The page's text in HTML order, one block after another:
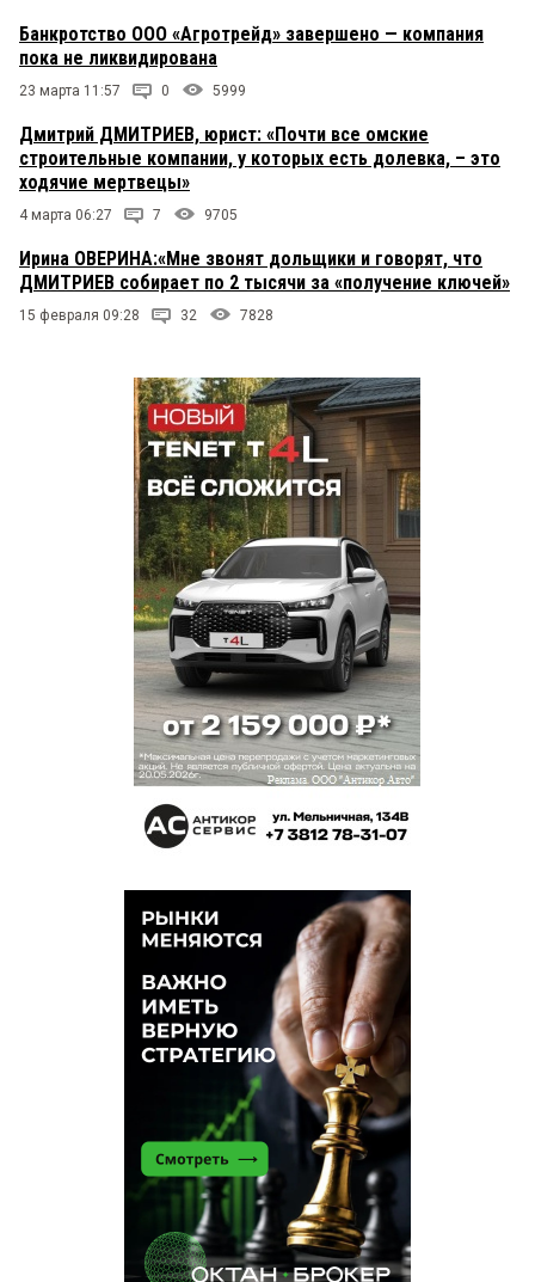
Банкротство ООО «Агротрейд» завершено — компания
пока не ликвидирована
23 марта 11:57 0 5999
Дмитрий ДМИТРИЕВ, юрист: «Почти все омские
строительные компании, у которых есть долевка, – это
ходячие мертвецы»
4 марта 06:27 7 9705
Ирина ОВЕРИНА:«Мне звонят дольщики и говорят, что
ДМИТРИЕВ собирает по 2 тысячи за «получение ключей»
15 февраля 09:28 32 7828